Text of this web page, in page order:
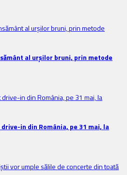
al urșilor bruni, prin metode
in din România, pe 31 mai, la